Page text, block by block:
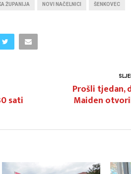
ŽUPANIJA NOVI NAČELNICI ŠENKOVEC
sati
Prošli tjedan,
Maiden